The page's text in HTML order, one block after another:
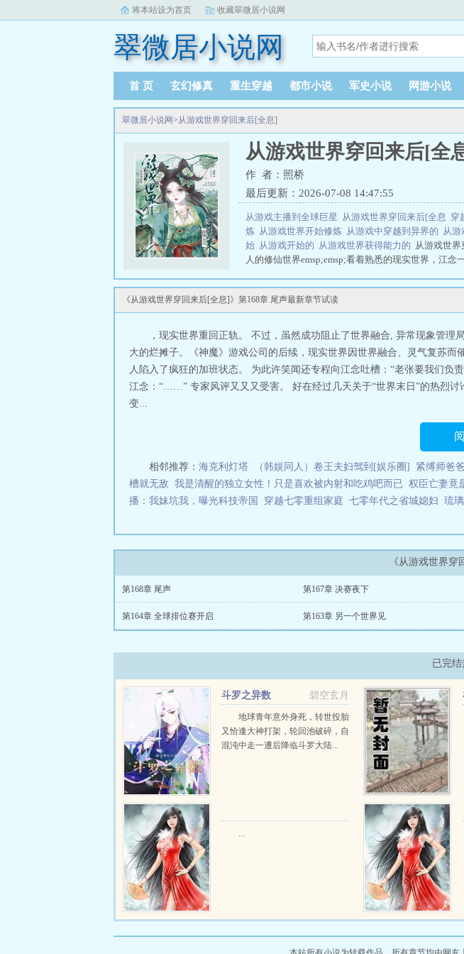
将本站设为首页 收藏翠微居小说网
翠微居小说网
首 页 玄幻修真 重生穿越 都市小说 军史小说 网游小说
翠微居小说网>从游戏世界穿回来后[全息]
从游戏世界穿回来后[全
作 者：照桥
最后更新：2026-07-08 14:47:55
从游戏主播到全球巨星 从游戏世界穿回来后[全息 穿
炼 从游戏世界开始修炼 从游戏中穿越到异界的 从游
始 从游戏开始的 从游戏世界获得能力的 从游戏世界
人的修仙世界emsp;emsp;看着熟悉的现实世界，江
《从游戏世界穿回来后[全息]》第168章 尾声最新章节试读
，现实世界重回正轨。 不过，虽然成功阻止了世界融合, 异常现象管
大的烂摊子。《神魔》游戏公司的后续，现实世界因世界融合、灵气复苏
人陷入了疯狂的加班状态。 为此许笑闻还专程向江念吐槽：“老张要我们
江念：“……” 专家风评又又又受害。 好在经过几天关于“世界末日”的热烈
变...
相邻推荐： 海克利灯塔 （韩娱同人）卷王夫妇驾到[娱乐圈] 紧缚师爸爸
槽就无敌 我是清醒的独立女性！只是喜欢被内射和吃鸡吧而已 权臣亡妻竟
播：我妹坑我，曝光科技帝国
穿越七零重组家庭 七零年代之省城媳妇 琉
《从游戏世界
第168章 尾声 第167章 决赛夜下
第164章 全球排位赛开启 第163章 另一个世界见
已完
碧空玄月
斗罗之异数
地球青年意外身死，转世投胎
又恰逢大神打架，轮回池破碎，自
混沌中走一遭后降临斗罗大陆...
...